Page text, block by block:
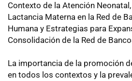
Contexto de la Atención
Lactancia Materna en la Red de
Humana y Estrategias para
Consolidación de la Red de
La importancia de la promoción
en todos los contextos y la